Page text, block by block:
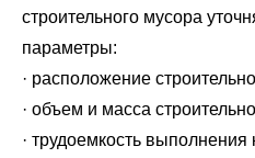
строительного мусора
параметры:
· расположение
· объем и масса
· трудоемкость выполнения